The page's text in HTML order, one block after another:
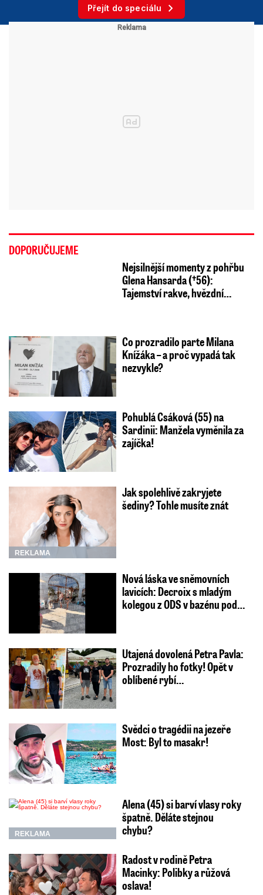
Přejít do speciálu
DOPORUČUJEME
Nejsilnější momenty z pohřbu
Glena Hansarda (†56):
Tajemství rakve, hvězdní…
Knížáka – a proč vypadá tak
nezvykle?
Sardinii: Manžela vyměnila za
zajíčka!
REKLAMA
šediny? Tohle musíte znát
lavicích: Decroix s mladým
kolegou z ODS v bazénu pod…
Prozradily ho fotky! Opět v
oblíbené rybí…
Most: Byl to masakr!
špatně. Děláte stejnou
chybu?
Radost v rodině Petra
Macinky: Polibky a růžová
oslava!